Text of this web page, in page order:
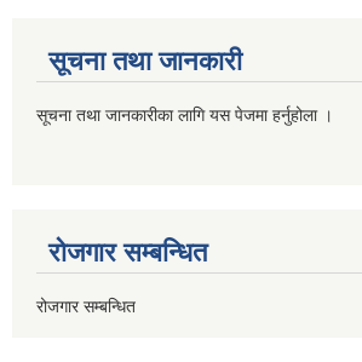
सूचना तथा जानकारी
सूचना तथा जानकारीका लागि यस पेजमा हर्नुहोला ।
रोजगार सम्बन्धित
रोजगार सम्बन्धित